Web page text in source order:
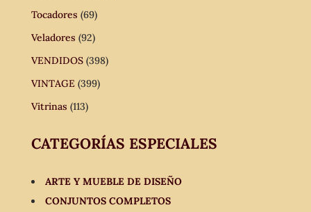
Tocadores (69)
Veladores (92)
VENDIDOS (398)
VINTAGE (399)
Vitrinas (113)
CATEGORÍAS ESPECIALES
ARTE Y MUEBLE DE DISEÑO
CONJUNTOS COMPLETOS